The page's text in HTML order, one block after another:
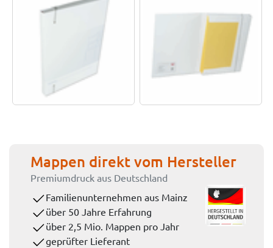
Mappen direkt vom Hersteller
Premiumdruck aus Deutschland
Familienunternehmen aus Mainz
über 50 Jahre Erfahrung
über 2,5 Mio. Mappen pro Jahr
geprüfter Lieferant